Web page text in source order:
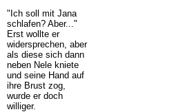
"Ich soll mit Jana
schlafen? Aber..."
Erst wollte er
widersprechen, aber
als diese sich dann
neben Nele kniete
und seine Hand auf
ihre Brust zog,
wurde er doch
williger.